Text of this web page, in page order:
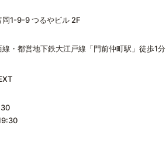
岡1-9-9 つるやビル 2F
・都営地下鉄大江戸線「門前仲町駅」徒歩1分